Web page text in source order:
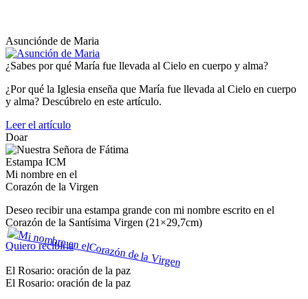
Asunciónde de Maria
¿Sabes por qué María fue llevada al Cielo en cuerpo y alma?
¿Por qué la Iglesia enseña que María fue llevada al Cielo en cuerpo
y alma? Descúbrelo en este artículo.
Leer el artículo
Doar
Estampa ICM
Mi nombre en el
Corazón de la Virgen
Deseo recibir una estampa grande con mi nombre escrito en el
Corazón de la Santísima Virgen (21×29,7cm)
Quiero recibirla
El Rosario: oración de la paz
El Rosario: oración de la paz